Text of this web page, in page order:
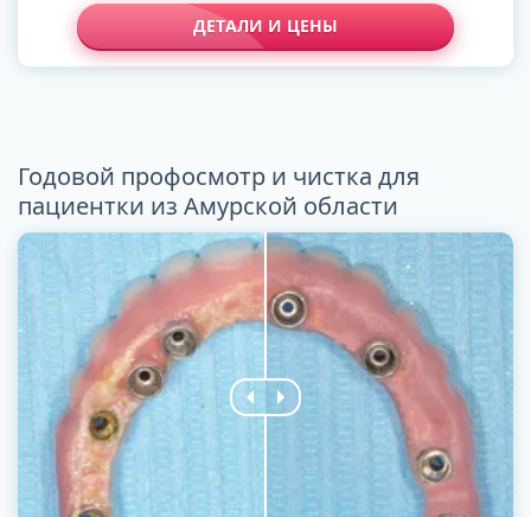
ДЕТАЛИ И ЦЕНЫ
Годовой профосмотр и чистка для
пациентки из Амурской области